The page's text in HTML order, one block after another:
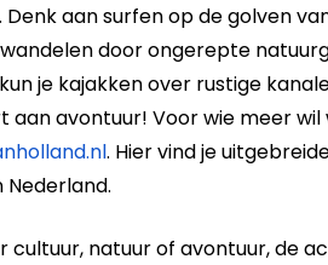
aan surfen op de golven
door ongerepte
je kajakken over rustige
aan avontuur! Voor wie meer
. Hier vind je
Nederland.
cultuur, natuur of avontuur, de